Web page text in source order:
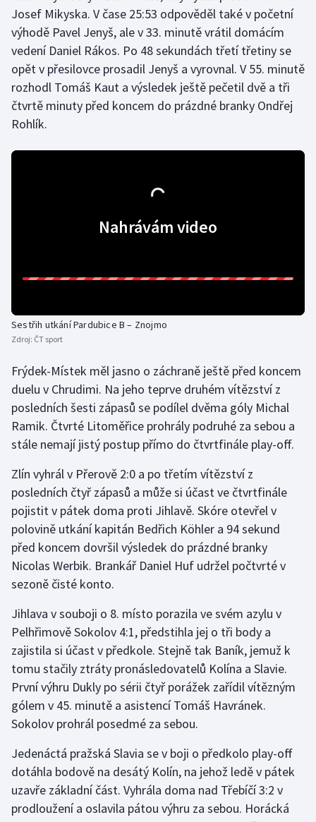
Judo
Krasobruslení
Lezení
Lyže a snowboard
Plavání
Plážový volejbal
Ragby
Rychlostní kanoistika
Short track
Sportovní střelba
Stolní tenis
Triatlon
Veslování
Vodní slalom
Volejbal
Ostatní
Josef Mikyska. V čase 25:53 odpověděl také v početní
výhodě Pavel Jenyš, ale v 33. minutě vrátil domácím
vedení Daniel Rákos. Po 48 sekundách třetí třetiny se
opět v přesilovce prosadil Jenyš a vyrovnal. V 55. minutě
rozhodl Tomáš Kaut a výsledek ještě pečetil dvě a tři
čtvrtě minuty před koncem do prázdné branky Ondřej
Rohlík.
Nahrávám video
Sestřih utkání Pardubice B – Znojmo
Zdroj: ČT sport
Frýdek-Místek měl jasno o záchraně ještě před koncem
duelu v Chrudimi. Na jeho teprve druhém vítězství z
posledních šesti zápasů se podílel dvěma góly Michal
Ramik. Čtvrté Litoměřice prohrály podruhé za sebou a
stále nemají jistý postup přímo do čtvrtfinále play-off.
Zlín vyhrál v Přerově 2:0 a po třetím vítězství z
posledních čtyř zápasů a může si účast ve čtvrtfinále
pojistit v pátek doma proti Jihlavě. Skóre otevřel v
polovině utkání kapitán Bedřich Köhler a 94 sekund
před koncem dovršil výsledek do prázdné branky
Nicolas Werbik. Brankář Daniel Huf udržel počtvrté v
sezoně čisté konto.
Jihlava v souboji o 8. místo porazila ve svém azylu v
Pelhřimově Sokolov 4:1, předstihla jej o tři body a
zajistila si účast v předkole. Stejně tak Baník, jemuž k
tomu stačily ztráty pronásledovatelů Kolína a Slavie.
První výhru Dukly po sérii čtyř porážek zařídil vítězným
gólem v 45. minutě a asistencí Tomáš Havránek.
Sokolov prohrál posedmé za sebou.
Jedenáctá pražská Slavia se v boji o předkolo play-off
dotáhla bodově na desátý Kolín, na jehož ledě v pátek
uzavře základní část. Vyhrála doma nad Třebíčí 3:2 v
prodloužení a oslavila pátou výhru za sebou. Horácká